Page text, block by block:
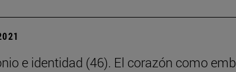
e identidad (46). El corazón como